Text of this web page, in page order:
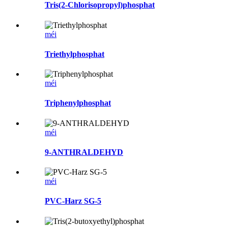
Tris(2-Chlorisopropyl)phosphat
méi
Triethylphosphat
méi
Triphenylphosphat
méi
9-ANTHRALDEHYD
méi
PVC-Harz SG-5